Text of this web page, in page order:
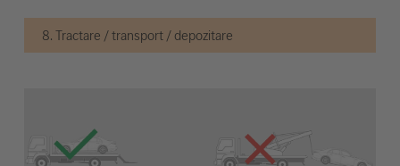
8. Tractare / transport / depozitare